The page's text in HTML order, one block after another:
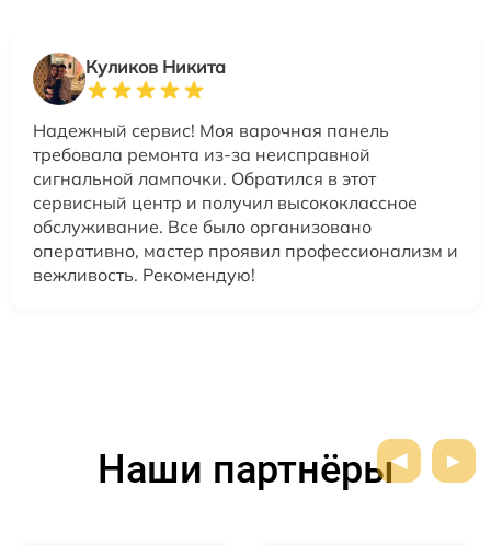
Куликов Никита
Надежный сервис! Моя варочная панель
требовала ремонта из-за неисправной
сигнальной лампочки. Обратился в этот
сервисный центр и получил высококлассное
обслуживание. Все было организовано
оперативно, мастер проявил профессионализм и
вежливость. Рекомендую!
Наши партнёры